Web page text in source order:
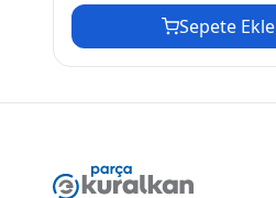
Sepete Ekle